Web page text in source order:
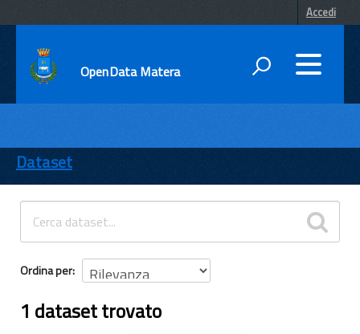
Accedi
OpenData Matera
ENTI
TEMI
INFORMAZIONI
Dataset
Ordina per
1 dataset trovato